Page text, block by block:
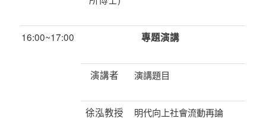
16:00~17:00 專題演講
演講者 演講題目
徐泓教授 明代向上社會流動再論